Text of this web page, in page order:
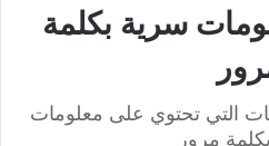
سرية بكلمة
التي تحتوي على معلومات
مرور